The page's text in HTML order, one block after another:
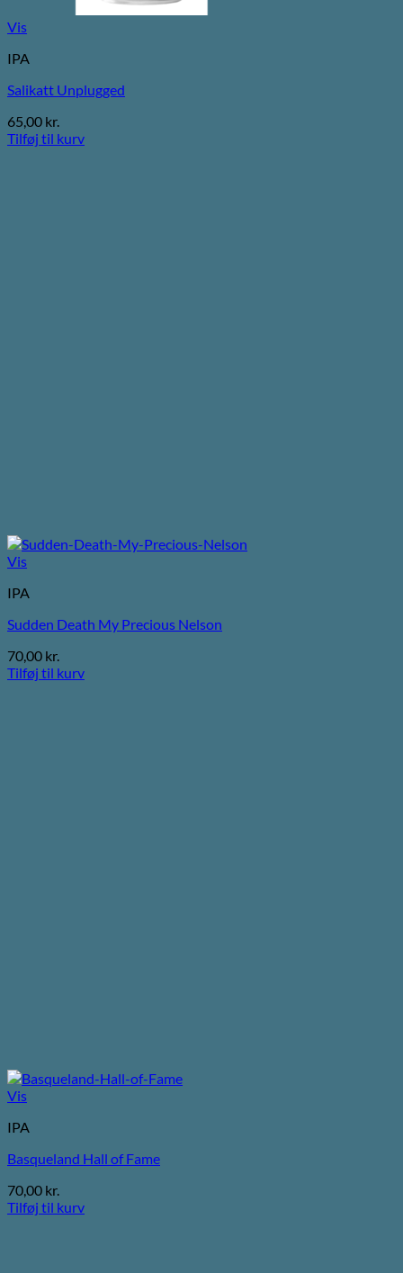
Vis
IPA
Salikatt Unplugged
65,00 kr.
Tilføj til kurv
Vis
IPA
Sudden Death My Precious Nelson
70,00 kr.
Tilføj til kurv
Vis
IPA
Basqueland Hall of Fame
70,00 kr.
Tilføj til kurv